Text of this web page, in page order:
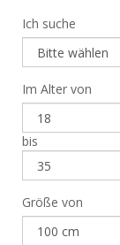
Ich suche
Im Alter von
bis
Größe von